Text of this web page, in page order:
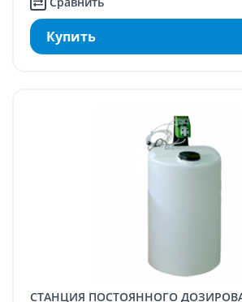
Купить
СТАНЦИЯ ПОСТОЯННОГО ДОЗИРОВАНИЯ ECOSOFT